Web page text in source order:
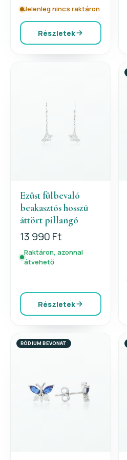
Jelenleg nincs raktáron
Részletek
Ezüst fülbevaló
beakasztós hosszú
áttört pillangó
13 990 Ft
Raktáron, azonnal
átvehető
Részletek
RÓDIUM BEVONAT